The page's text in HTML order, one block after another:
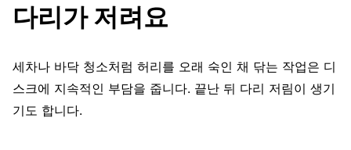
다리가 저려요
세차나 바닥 청소처럼 허리를 오래 숙인 채 닦는 작업은 디
스크에 지속적인 부담을 줍니다. 끝난 뒤 다리 저림이 생기
기도 합니다.